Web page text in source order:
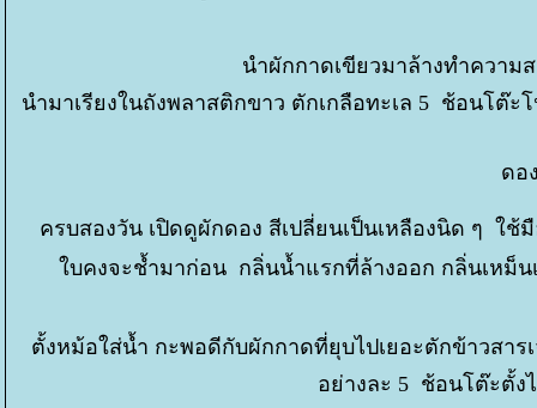
นำผักกาดเขียวมาล้างทำควา
นำมาเรียงในถังพลาสติกขาว ตักเกลือทะเล 5 ช้อนโต๊
ดอ
ครบสองวัน เปิดดูผักดอง สีเปลี่ยนเป็นเหลืองนิด ๆ ใช้
บคงจะช้ำมาก่อน กลิ่นน้ำแรกที่ล้างออก กลิ่นเหม็น
ตั้งหม้อใส่น้ำ กะพอดีกับผักกาดที่ยุบไปเยอะตักข้าวสา
อย่างละ 5 ช้อนโต๊ะตั้ง